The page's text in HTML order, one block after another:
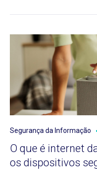
Segurança da Informação
O que é internet
os dispositivos